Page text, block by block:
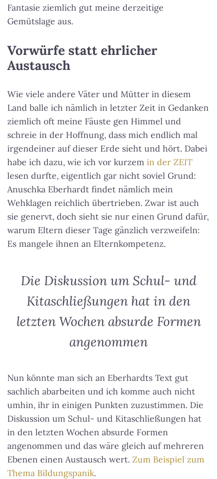
Fantasie ziemlich gut meine derzeitige
Gemütslage aus.
Vorwürfe statt ehrlicher
Austausch
Wie viele andere Väter und Mütter in diesem
Land balle ich nämlich in letzter Zeit in Gedanken
ziemlich oft meine Fäuste gen Himmel und
schreie in der Hoffnung, dass mich endlich mal
irgendeiner auf dieser Erde sieht und hört. Dabei
habe ich dazu, wie ich vor kurzem in der ZEIT
lesen durfte, eigentlich gar nicht soviel Grund:
Anuschka Eberhardt findet nämlich mein
Wehklagen reichlich übertrieben. Zwar ist auch
sie genervt, doch sieht sie nur einen Grund dafür,
warum Eltern dieser Tage gänzlich verzweifeln:
Es mangele ihnen an Elternkompetenz.
Die Diskussion um Schul- und
Kitaschließungen hat in den
letzten Wochen absurde Formen
angenommen
Nun könnte man sich an Eberhardts Text gut
sachlich abarbeiten und ich komme auch nicht
umhin, ihr in einigen Punkten zuzustimmen. Die
Diskussion um Schul- und Kitaschließungen hat
in den letzten Wochen absurde Formen
angenommen und das wäre gleich auf mehreren
Ebenen einen Austausch wert. Zum Beispiel zum
Thema Bildungspanik.